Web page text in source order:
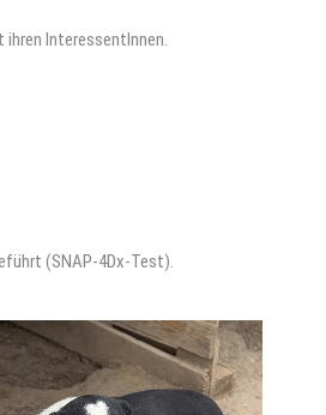
ihren InteressentInnen.
(SNAP-4Dx-Test).